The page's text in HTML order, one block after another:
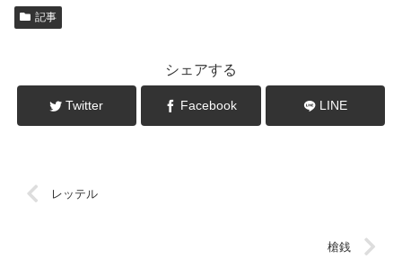
記事
シェアする
Twitter Facebook LINE
レッテル
槍銭